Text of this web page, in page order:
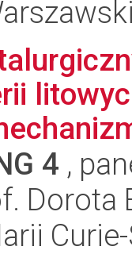
4 ,
Dorota